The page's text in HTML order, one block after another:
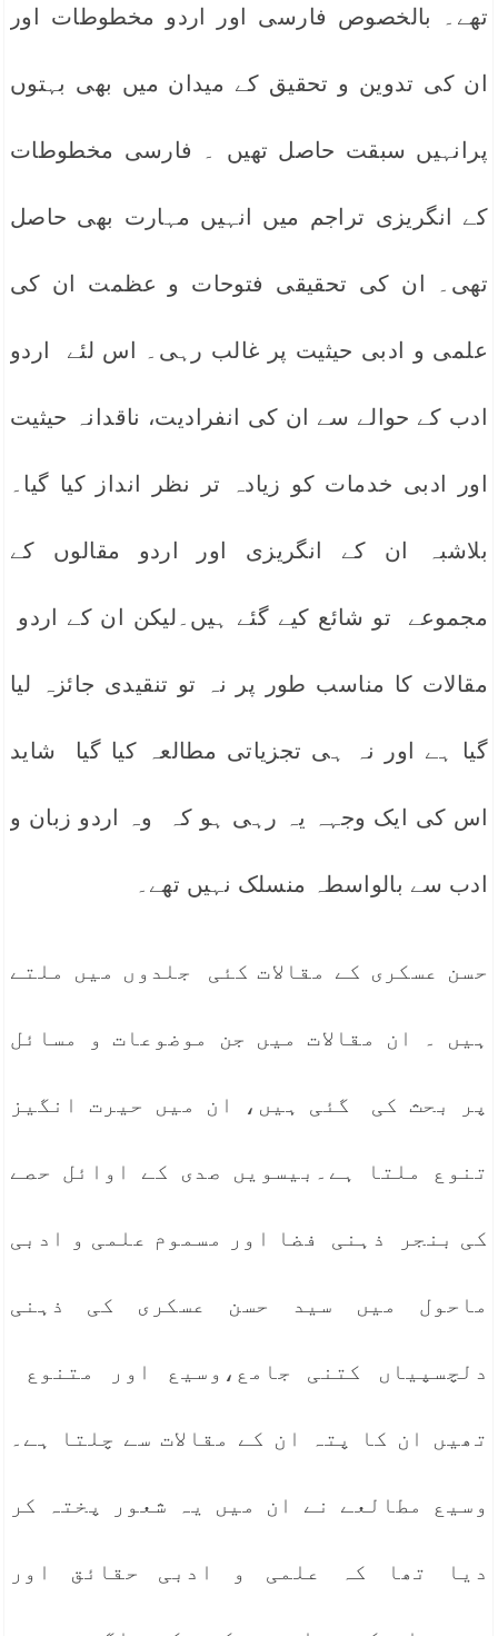
تھے۔ بالخصوص فارسی اور اردو مخطوطات اور
ان کی تدوین و تحقیق کے میدان میں بھی بہتوں
پرانہیں سبقت حاصل تھیں ۔ فارسی مخطوطات
کے انگریزی تراجم میں انہیں مہارت بھی حاصل
تھی۔ ان کی تحقیقی فتوحات و عظمت ان کی
علمی و ادبی حیثیت پر غالب رہی۔ اس لئے اردو
ادب کے حوالے سے ان کی انفرادیت، ناقدانہ حیثیت
اور ادبی خدمات کو زیادہ تر نظر انداز کیا گیا۔
بلاشبہ ان کے انگریزی اور اردو مقالوں کے
مجموعے تو شائع کیے گئے ہیں۔لیکن ان کے اردو
مقالات کا مناسب طور پر نہ تو تنقیدی جائزہ لیا
گیا ہے اور نہ ہی تجزیاتی مطالعہ کیا گیا شاید
اس کی ایک وجہہ یہ رہی ہو کہ وہ اردو زبان و
ادب سے بالواسطہ منسلک نہیں تھے۔
حسن عسکری کے مقالات کئی جلدوں میں ملتے
ہیں ۔ ان مقالات میں جن موضوعات و مسائل
پر بحث کی گئی ہیں، ان میں حیرت انگیز
تنوع ملتا ہے۔بیسویں صدی کے اوائل حصے
کی بنجر ذہنی فضا اور مسموم علمی و ادبی
ماحول میں سید حسن عسکری کی ذہنی
دلچسپیاں کتنی جامع،وسیع اور متنوع
تھیں ان کا پتہ ان کے مقالات سے چلتا ہے۔
وسیع مطالعے نے ان میں یہ شعور پختہ کر
دیا تھا کہ علمی و ادبی حقائق اور